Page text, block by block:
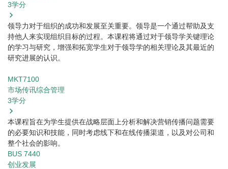
3学分
领导力对于组织的成功和发展至关重要。领导是一个通过帮助及支
持他人来实现组织目标的过程。本课程将通过对于领导学关键理论
的学习与研究，增强和拓宽学生对于领导学的相关理论及其最近的
研究进展的认识。
MKT7100
市场传讯综合管理
3学分
本课程旨在为学生提供在战略层面上分析和解决营销传播问题需要
的必要知识和技能，同时考虑线下和在线传播渠道，以及对公司和
整个社会的影响。
BUS 7440
创业发展